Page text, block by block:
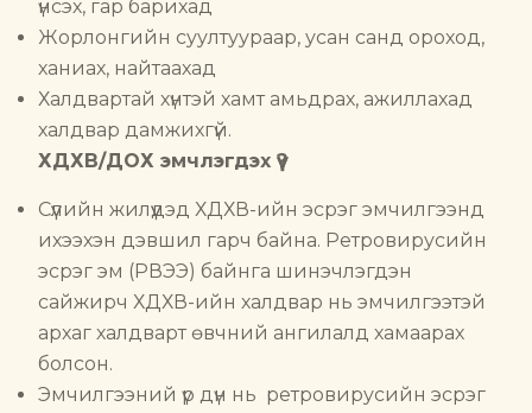
үнсэх, гар барихад
Жорлонгийн суултуураар, усан санд ороход,
ханиах, найтаахад
Халдвартай хүнтэй хамт амьдрах, ажиллахад
халдвар дамжихгүй.
ХДХВ/ДОХ эмчлэгдэх үү?
Сүүлийн жилүүдэд ХДХВ-ийн эсрэг эмчилгээнд
ихээхэн дэвшил гарч байна. Ретровирусийн
эсрэг эм (РВЭЭ) байнга шинэчлэгдэн
сайжирч ХДХВ-ийн халдвар нь эмчилгээтэй
архаг халдварт өвчний ангилалд хамаарах
болсон.
Эмчилгээний үр дүн нь ретровирусийн эсрэг